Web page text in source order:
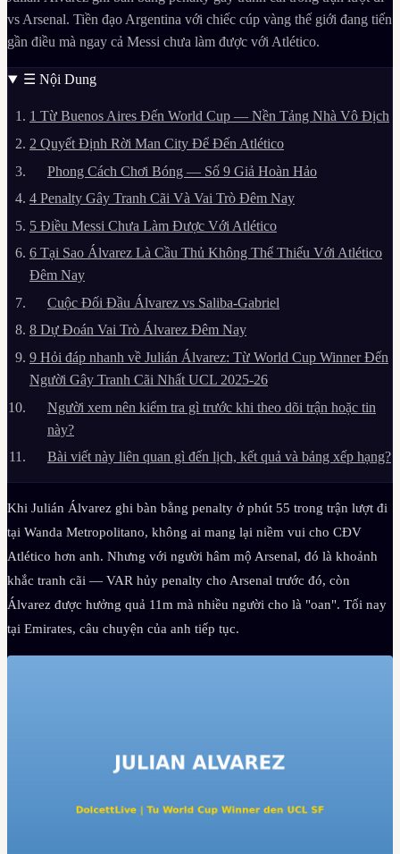
vs Arsenal. Tiền đạo Argentina với chiếc cúp vàng thế giới đang tiến
gần điều mà ngay cả Messi chưa làm được với Atlético.
☰ Nội Dung
1 Từ Buenos Aires Đến World Cup — Nền Tảng Nhà Vô Địch
2 Quyết Định Rời Man City Để Đến Atlético
Phong Cách Chơi Bóng — Số 9 Giả Hoàn Hảo
4 Penalty Gây Tranh Cãi Và Vai Trò Đêm Nay
5 Điều Messi Chưa Làm Được Với Atlético
6 Tại Sao Álvarez Là Cầu Thủ Không Thể Thiếu Với Atlético
Đêm Nay
Cuộc Đối Đầu Álvarez vs Saliba-Gabriel
8 Dự Đoán Vai Trò Álvarez Đêm Nay
9 Hỏi đáp nhanh về Julián Álvarez: Từ World Cup Winner Đến
Người Gây Tranh Cãi Nhất UCL 2025-26
Người xem nên kiểm tra gì trước khi theo dõi trận hoặc tin
này?
Bài viết này liên quan gì đến lịch, kết quả và bảng xếp hạng?
Khi Julián Álvarez ghi bàn bằng penalty ở phút 55 trong trận lượt đi
tại Wanda Metropolitano, không ai mang lại niềm vui cho CĐV
Atlético hơn anh. Nhưng với người hâm mộ Arsenal, đó là khoảnh
khắc tranh cãi — VAR hủy penalty cho Arsenal trước đó, còn
Álvarez được hưởng quả 11m mà nhiều người cho là "oan". Tối nay
tại Emirates, câu chuyện của anh tiếp tục.